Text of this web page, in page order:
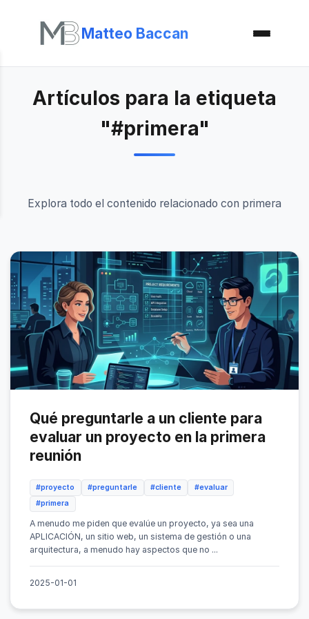
Matteo Baccan
Artículos para la etiqueta
"#primera"
Explora todo el contenido relacionado con primera
Qué preguntarle a un cliente para
evaluar un proyecto en la primera
reunión
#proyecto #preguntarle #cliente
#evaluar
#primera
A menudo me piden que evalúe un proyecto, ya sea una
APLICACIÓN, un sitio web, un sistema de gestión o una
arquitectura, a menudo hay aspectos que no ...
2025-01-01